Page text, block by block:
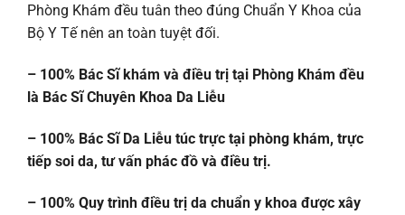
Phòng Khám đều tuân theo đúng Chuẩn Y Khoa của
Bộ Y Tế nên an toàn tuyệt đối.
– 100% Bác Sĩ khám và điều trị tại Phòng Khám đều
là Bác Sĩ Chuyên Khoa Da Liễu
– 100% Bác Sĩ Da Liễu túc trực tại phòng khám, trực
tiếp soi da, tư vấn phác đồ và điều trị.
– 100% Quy trình điều trị da chuẩn y khoa được xây